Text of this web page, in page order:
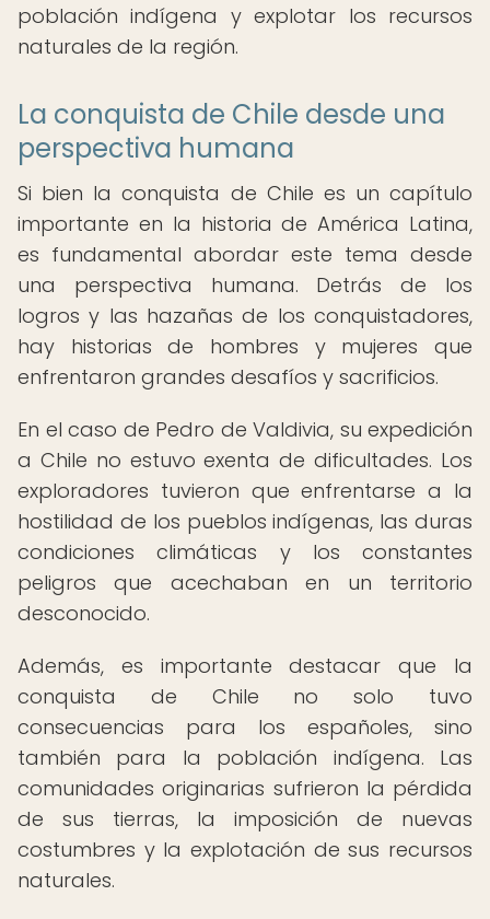
población indígena y explotar los recursos
naturales de la región.
La conquista de Chile desde una
perspectiva humana
Si bien la conquista de Chile es un capítulo
importante en la historia de América Latina,
es fundamental abordar este tema desde
una perspectiva humana. Detrás de los
logros y las hazañas de los conquistadores,
hay historias de hombres y mujeres que
enfrentaron grandes desafíos y sacrificios.
En el caso de Pedro de Valdivia, su expedición
a Chile no estuvo exenta de dificultades. Los
exploradores tuvieron que enfrentarse a la
hostilidad de los pueblos indígenas, las duras
condiciones climáticas y los constantes
peligros que acechaban en un territorio
desconocido.
Además, es importante destacar que la
conquista de Chile no solo tuvo
consecuencias para los españoles, sino
también para la población indígena. Las
comunidades originarias sufrieron la pérdida
de sus tierras, la imposición de nuevas
costumbres y la explotación de sus recursos
naturales.